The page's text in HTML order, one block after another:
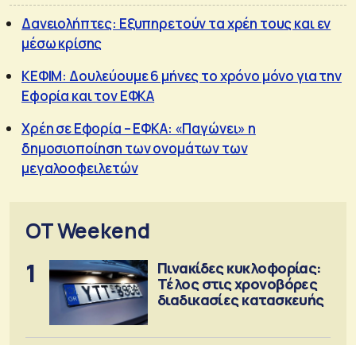
Δανειολήπτες: Εξυπηρετούν τα χρέη τους και εν
μέσω κρίσης
ΚΕΦΙΜ: Δουλεύουμε 6 μήνες το χρόνο μόνο για την
Εφορία και τον ΕΦΚΑ
Χρέη σε Εφορία – ΕΦΚΑ: «Παγώνει» η
δημοσιοποίηση των ονομάτων των
μεγαλοοφειλετών
OT Weekend
1
Πινακίδες κυκλοφορίας:
Τέλος στις χρονοβόρες
διαδικασίες κατασκευής